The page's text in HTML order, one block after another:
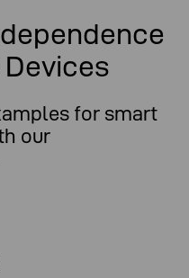
for smart
our